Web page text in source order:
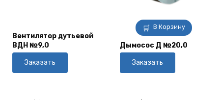
Вентилятор дутьевой
ВДН №9,0
Заказать
В Корзину
Дымосос Д №20,0
Заказать